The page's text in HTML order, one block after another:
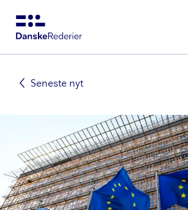
Gå
Seneste nyt